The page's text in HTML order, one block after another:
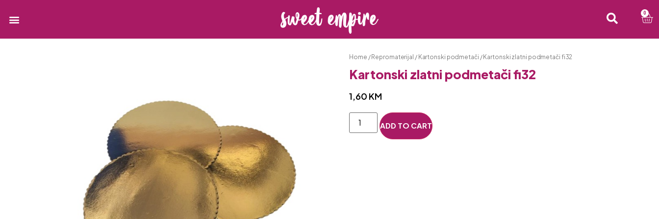
0
Home / Repromaterijal / Kartonski podmetači / Kartonski zlatni podmetači fi32
Kartonski zlatni podmetači fi32
1,60 KM
ADD TO CART